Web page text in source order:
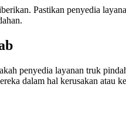
Pastikan penyedia
penyedia layanan truk
dalam hal kerusakan atau